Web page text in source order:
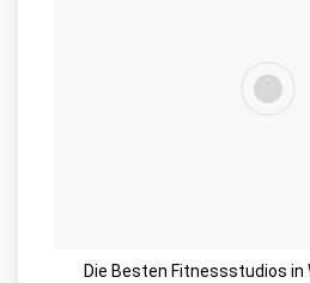
Die Besten Fitnessstudios in